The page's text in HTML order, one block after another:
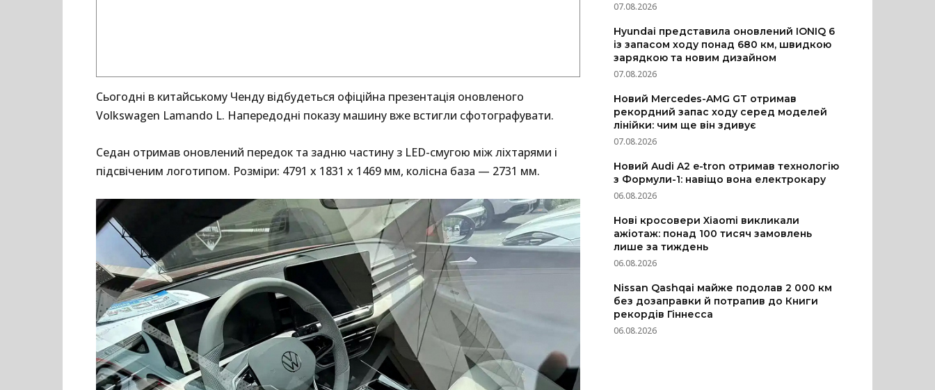
Сьогодні в китайському Ченду відбудеться офіційна презентація оновленого
Volkswagen Lamando L. Напередодні показу машину вже встигли сфотографувати.
Седан отримав оновлений передок та задню частину з LED-смугою між ліхтарями і
підсвіченим логотипом. Розміри: 4791 х 1831 х 1469 мм, колісна база — 2731 мм.
07.08.2026
Hyundai представила оновлений IONIQ 6
із запасом ходу понад 680 км, швидкою
зарядкою та новим дизайном
07.08.2026
Новий Mercedes-AMG GT отримав
рекордний запас ходу серед моделей
лінійки: чим ще він здивує
07.08.2026
Новий Audi A2 e-tron отримав технологію
з Формули-1: навіщо вона електрокару
06.08.2026
Нові кросовери Xiaomi викликали
ажіотаж: понад 100 тисяч замовлень
лише за тиждень
06.08.2026
Nissan Qashqai майже подолав 2 000 км
без дозаправки й потрапив до Книги
рекордів Гіннесса
06.08.2026